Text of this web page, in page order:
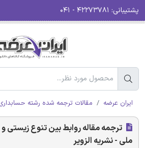
پشتیبانی:
ایران عرضه مقالات ترجمه شده رشته
ترجمه مقاله روابط بین تنوع زیستی
ملی - نشریه الزویر